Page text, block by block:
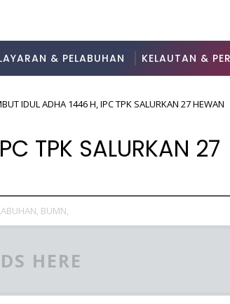
& PELABUHAN KELAUTAN &
IDUL ADHA 1446 H, IPC TPK SALURKAN 27 HEWAN
TPK SALURKAN 27
BUMN,
HERE